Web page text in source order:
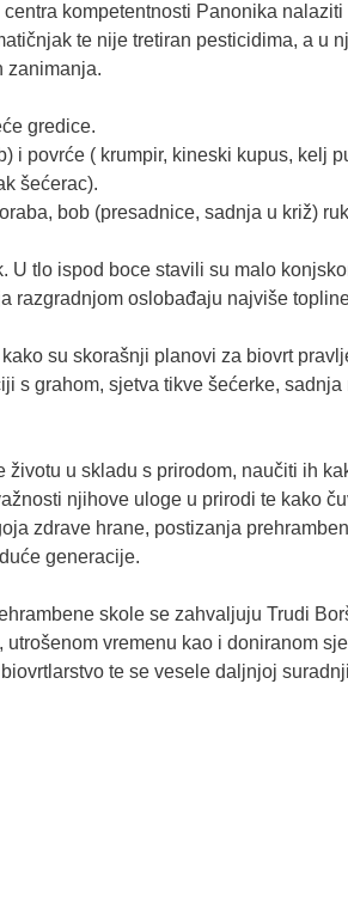
kompetentnosti Panonika nalaziti
te nije tretiran pesticidima, a u
zanimanja.
gredice.
i povrće ( krumpir, kineski kupus, kelj
šećerac).
bob (presadnice, sadnja u križ)
U tlo ispod boce stavili su malo
razgradnjom oslobađaju najviše
su skorašnji planovi za biovrt
s grahom, sjetva tikve šećerke, sadnja
u skladu s prirodom, naučiti ih
njihove uloge u prirodi te kako
zdrave hrane, postizanja
generacije.
skole se zahvaljuju Trudi
vremenu kao i doniranom
te se vesele daljnjoj